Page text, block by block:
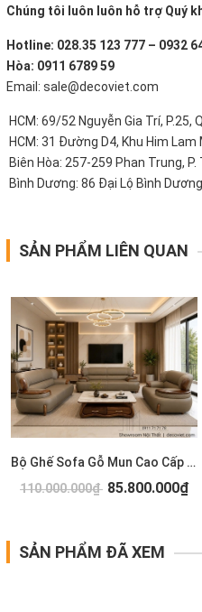
Chúng tôi luôn luôn hỗ trợ Quý
Hotline: 028.35 123 777 – 0932
Hòa: 0911 6789 59
Email: sale@decoviet.com
HCM: 69/52 Nguyễn Gia Trí,
HCM: 31 Đường D4, Khu Him Lam
Biên Hòa: 257-259 Phan Trung, P.
Bình Dương: 86 Đại Lộ Bình
SẢN PHẨM LIÊN QUAN
Bộ Ghế Sofa Gỗ Mun Cao Cấp 1154T
110.000.000₫ 85.800.000₫
SẢN PHẨM ĐÃ XEM